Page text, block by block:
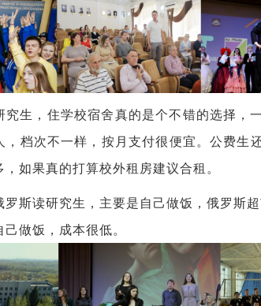
究生，住学校宿舍真的是个不错的选择，
，档次不一样，按月支付很便宜。公费生
如果真的打算校外租房建议合租。
罗斯读研究生，主要是自己做饭，俄罗斯
做饭，成本很低。